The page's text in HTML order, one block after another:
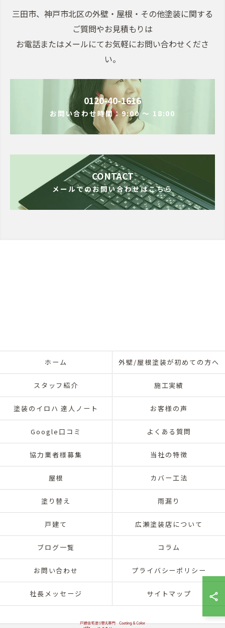
三田市、神戸市北区の外壁・屋根・その他塗装に関する
ご質問やお見積もりは
お電話またはメールにてお気軽にお問い合わせくださ
い。
0120-40-1616
お問い合わせ時間：9:00 ～ 18:00
CONTACT
メールでのお問い合わせはこちら
ホーム 外壁/屋根塗装が初めての方へ
スタッフ紹介 施工実績
塗装のイロハ 達人ノート お客様の声
Google口コミ よくある質問
協力業者様募集 当社の特徴
屋根 カバー工法
塗り替え 雨漏り
戸建て 広瀬塗装店について
ブログ一覧 コラム
お問い合わせ プライバシーポリシー
社長メッセージ サイトマップ